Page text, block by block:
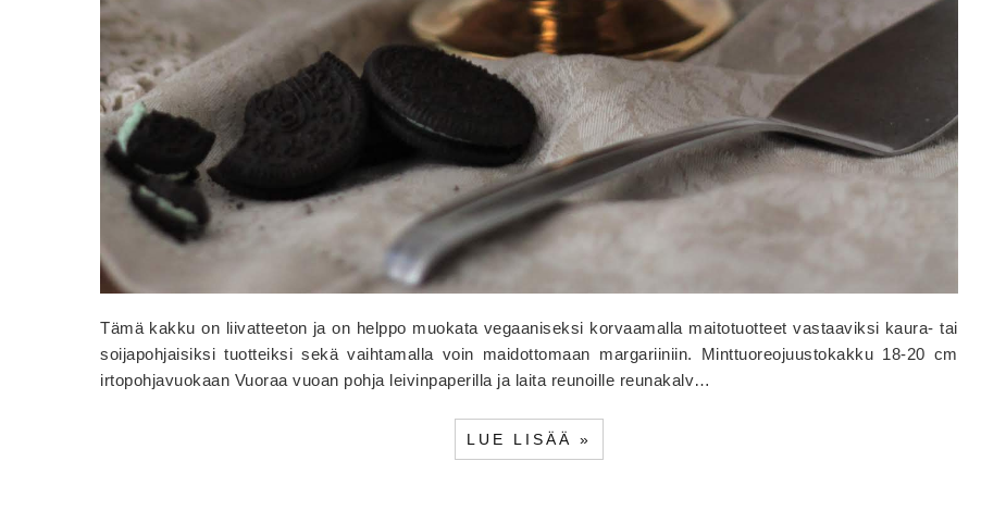
Tämä kakku on liivatteeton ja on helppo muokata vegaaniseksi korvaamalla maitotuotteet vastaaviksi kaura- tai
soijapohjaisiksi tuotteiksi sekä vaihtamalla voin maidottomaan margariiniin. Minttuoreojuustokakku 18-20 cm
irtopohjavuokaan Vuoraa vuoan pohja leivinpaperilla ja laita reunoille reunakalv…
LUE LISÄÄ »